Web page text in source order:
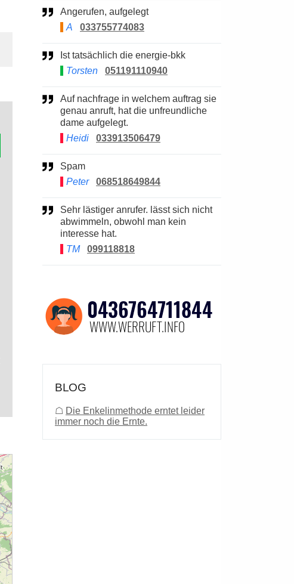
Angerufen, aufgelegt
A
033755774083
Ist tatsächlich die energie-bkk
Torsten
051191110940
Auf nachfrage in welchem auftrag sie
genau anruft, hat die unfreundliche
dame aufgelegt.
Heidi
033913506479
Spam
Peter
068518649844
Sehr lästiger anrufer. lässt sich nicht
abwimmeln, obwohl man kein
interesse hat.
TM
099118818
BLOG
☖ Die Enkelinmethode erntet leider
immer noch die Ernte.